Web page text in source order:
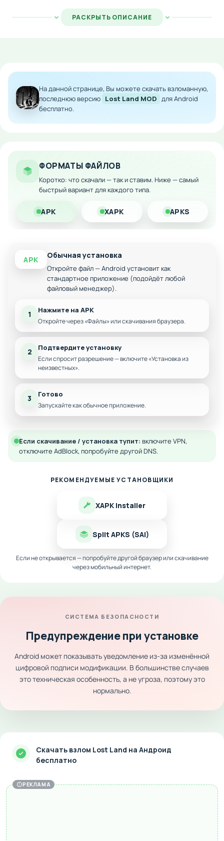
Оставив позади летний дом, женщина отправляется в
отчаянный поиск своего ребёнка сквозь мистические
головоломок и преодоление множественных преград,
Скачай эту захватывающую историю на Android и помоги
Сьюзан найти дорогу в потерянный мир, чтобы вернуть
семью в безопасность.
Неограниченное количество жизней для
беспрерывного прохождения
Полная свобода действий без страха потерять
Комфортный игровой процесс без ограничений
РАСКРЫТЬ ОПИСАНИЕ
На данной странице, Вы можете скачать взломанную,
последнюю версию Lost Land MOD для Android
бесплатно.
ФОРМАТЫ ФАЙЛОВ
Коротко: что скачали — так и ставим. Ниже — самый
быстрый вариант для каждого типа.
APK XAPK APKS
APK Обычная установка
Откройте файл — Android установит как
стандартное приложение (подойдёт любой
файловый менеджер).
1 Нажмите на APK
Откройте через «Файлы» или скачивания браузера.
2 Подтвердите установку
Если спросит разрешение — включите «Установка из
неизвестных».
3 Готово
Запускайте как обычное приложение.
Если скачивание / установка тупит: включите VPN,
отключите AdBlock, попробуйте другой DNS.
РЕКОМЕНДУЕМЫЕ УСТАНОВЩИКИ
XAPK Installer
Split APKS (SAI)
Если не открывается — попробуйте другой браузер или скачивание
через мобильный интернет.
СИСТЕМА БЕЗОПАСНОСТИ
Предупреждение при установке
Android может показывать уведомление из-за изменённой
цифровой подписи модификации. В большинстве случаев
это техническая особенность, а не угроза, поэтому это
нормально.
Скачать взлом Lost Land на Андроид
бесплатно
РЕКЛАМА